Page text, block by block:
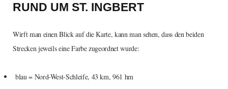
RUND UM ST. INGBERT
Wirft man einen Blick auf die Karte, kann man sehen, dass den beiden
Strecken jeweils eine Farbe zugeordnet wurde:
blau = Nord-West-Schleife, 43 km, 961 hm